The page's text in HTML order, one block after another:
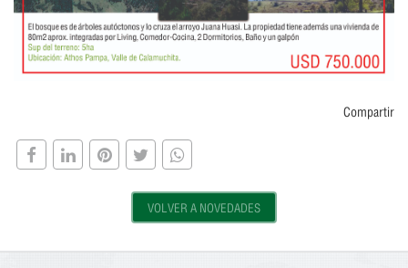
Compartir
VOLVER A NOVEDADES